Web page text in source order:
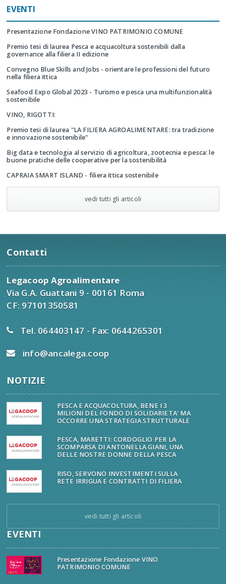
EVENTI
Presentazione Fondazione VINO PATRIMONIO COMUNE
Premio tesi di laurea Pesca e acquacoltura sostenibili dalla
governance alla filiera II edizione
Convegno Blue Skills and Jobs - orientare le professioni del futuro
nella filiera ittica
Seafood Expo Global 2023 - Turismo e pesca una multifunzionalità
sostenibile
VINO, RIGOTTI:
Premio tesi di laurea "LA FILIERA AGROALIMENTARE: tra tradizione
e innovazione sostenibile"
Big data e tecnologia al servizio di agricoltura, zootecnia e pesca: le
buone pratiche delle cooperative per la sostenibilità
CAPRAIA SMART ISLAND - filiera ittica sostenibile
vedi tutti gli articoli
Contatti
Legacoop Agroalimentare
Via G.A. Guattani 9 - 00161 Roma
CF: 97101350581
Tel. 064403147 - Fax: 0644265301
info@ancalega.coop
NOTIZIE
PESCA E ACQUACOLTURA, BENE I 3
MILIONI DEL FONDO DI SOLIDARIETA' MA
OCCORRE UNA STRATEGIA STRUTTURALE
PESCA, MARETTI: CORDOGLIO PER LA
SCOMPARSA DI ANTONELLA GIANI, UNA
DELLE NOSTRE DONNE DELLA PESCA
RISO, SERVONO INVESTIMENTI SULLA
RETE IRRIGUA E CONTRATTI DI FILIERA
vedi tutti gli articoli
EVENTI
Presentazione Fondazione VINO
PATRIMONIO COMUNE